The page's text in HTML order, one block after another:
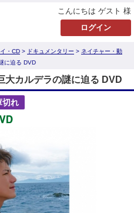
こんにちは ゲスト 様
・CD > ドキュメンタリー > ネイチャー・動
に迫る DVD
カルデラの謎に迫る DVD
切れ